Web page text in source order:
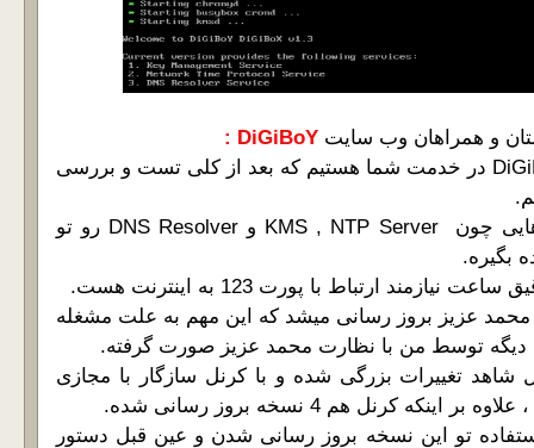
و همراهان وب سایت DiGiBoY :
با بروز رسانی ابزار DiGiBoX در خدمت شما هستیم که بعد از کلی تست و بررسی
این ابزار میتونه نقش هایی چون KMS , NTP Server و DNS Resolver رو تو
بگیره.
ارتباط با پورت 123 به اینترنت هست.
عزیز بروز رسانی میشد که این مهم به علت مشغله
توسط من با نظارت محمد عزیز صورت گرفته.
شاهد تغییرات بزرگی شده و با کرنل سازگار با مجازی
کرنل هم 4 نسخه بروز رسانی شده.
تو این نسخه بروز رسانی شدن و عین قبل دستور